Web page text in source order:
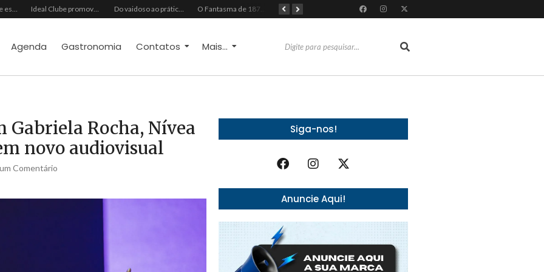
Grupo Chocolate estreia na Europa com primeira turnê internacional Ideal Clube promove programação especial para celebrar o Dia dos Pais com música, gastronomia e lazer para toda a família Do vaidoso ao prático: veja lista com ideias de presentes Avon para cada perfil de pai O Fantasma de 1877 e o Alerta de 2027: O Reciprocidalismo Como Escudo Contra o Novo El NiñoPh.D. Nizomar Falcão
Agenda Gastronomia Contatos Mais...
Gabriela Rocha, Nívea
novo audiovisual
Comentário
Siga-nos!
Anuncie Aqui!